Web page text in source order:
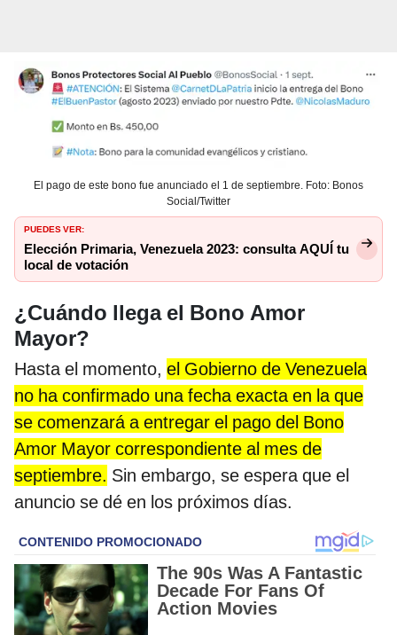
El pago de este bono fue anunciado el 1 de septiembre. Foto: Bonos
Social/Twitter
PUEDES VER:
Elección Primaria, Venezuela 2023: consulta AQUÍ tu
local de votación
¿Cuándo llega el Bono Amor
Mayor?
Hasta el momento, el Gobierno de Venezuela
no ha confirmado una fecha exacta en la que
se comenzará a entregar el pago del Bono
Amor Mayor correspondiente al mes de
septiembre. Sin embargo, se espera que el
anuncio se dé en los próximos días.